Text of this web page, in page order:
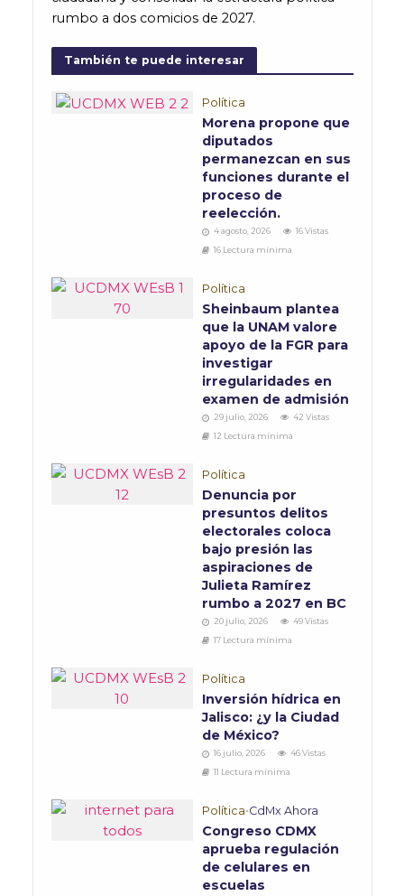
rumbo a dos comicios de 2027.
También te puede interesar
Política
Morena propone que
diputados
permanezcan en sus
funciones durante el
proceso de
reelección.
4 agosto, 2026
16 Vistas
16 Lectura mínima
Política
Sheinbaum plantea
que la UNAM valore
apoyo de la FGR para
investigar
irregularidades en
examen de admisión
29 julio, 2026
42 Vistas
12 Lectura mínima
Política
Denuncia por
presuntos delitos
electorales coloca
bajo presión las
aspiraciones de
Julieta Ramírez
rumbo a 2027 en BC
20 julio, 2026
49 Vistas
17 Lectura mínima
Política
Inversión hídrica en
Jalisco: ¿y la Ciudad
de México?
16 julio, 2026
46 Vistas
11 Lectura mínima
Política•CdMx Ahora
Congreso CDMX
aprueba regulación
de celulares en
escuelas